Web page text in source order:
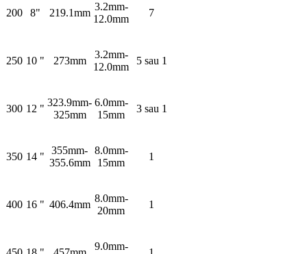
200 8" 219.1mm
3.2mm-
12.0mm
7
250 10 " 273mm
3.2mm-
12.0mm
5 sau 1
300 12 "
323.9mm-
325mm
6.0mm-
15mm
3 sau 1
350 14 "
355mm-
355.6mm
8.0mm-
15mm
1
400 16 " 406.4mm
8.0mm-
20mm
1
9.0mm-